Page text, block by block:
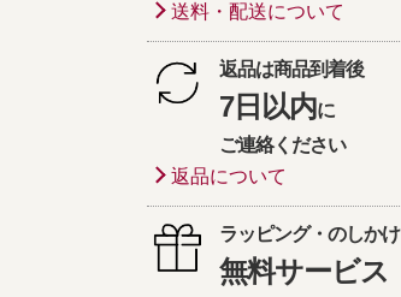
送料・配送について
返品は商品到着後
7日以内に
ご連絡ください
返品について
ラッピング・のしかけ
無料サービス